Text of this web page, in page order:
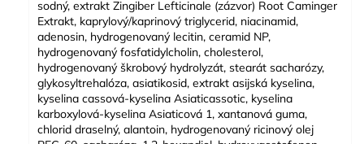
sodný, extrakt Zingiber Lefticinale (zázvor) Root Caminger
Extrakt, kaprylový/kaprinový triglycerid, niacinamid,
adenosin, hydrogenovaný lecitin, ceramid NP,
hydrogenovaný fosfatidylcholin, cholesterol,
hydrogenovaný škrobový hydrolyzát, stearát sacharózy,
glykosyltrehalóza, asiatikosid, extrakt asijská kyselina,
kyselina cassová-kyselina Asiaticassotic, kyselina
karboxylová-kyselina Asiaticová 1, xantanová guma,
chlorid draselný, alantoin, hydrogenovaný ricinový olej